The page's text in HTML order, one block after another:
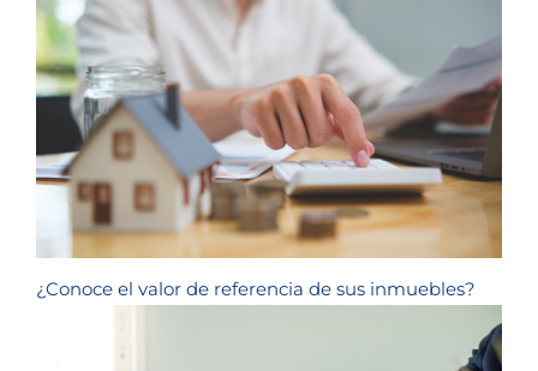
¿Conoce el valor de referencia de sus inmuebles?